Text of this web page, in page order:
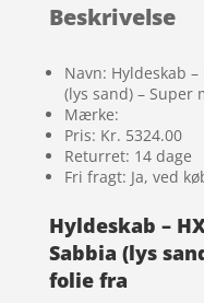
Beskrivelse
Navn: Hyldeskab –
(lys sand) – Super
Mærke:
Pris: Kr. 5324.00
Returret: 14 dage
Fri fragt: Ja, ved
Hyldeskab –
Sabbia (lys
folie fra